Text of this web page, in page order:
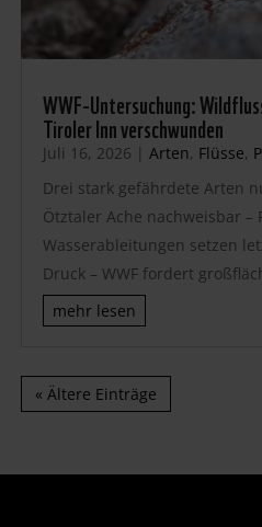
WWF-Untersuchung:
Tiroler Inn verschwunden
Juli 16, 2026 | Arten, Flüsse,
Drei stark gefährdete Arten
Ötztaler Ache nachweisbar –
Wasserableitungen setzen
Druck – WWF fordert
mehr lesen
« Ältere Einträge